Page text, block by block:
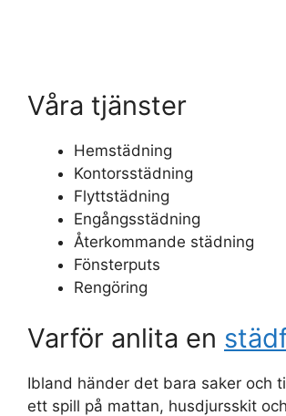
Våra tjänster
Hemstädning
Kontorsstädning
Flyttstädning
Engångsstädning
Återkommande städning
Fönsterputs
Rengöring
Varför anlita en
Ibland händer det bara saker och
ett spill på mattan, husdjursskit